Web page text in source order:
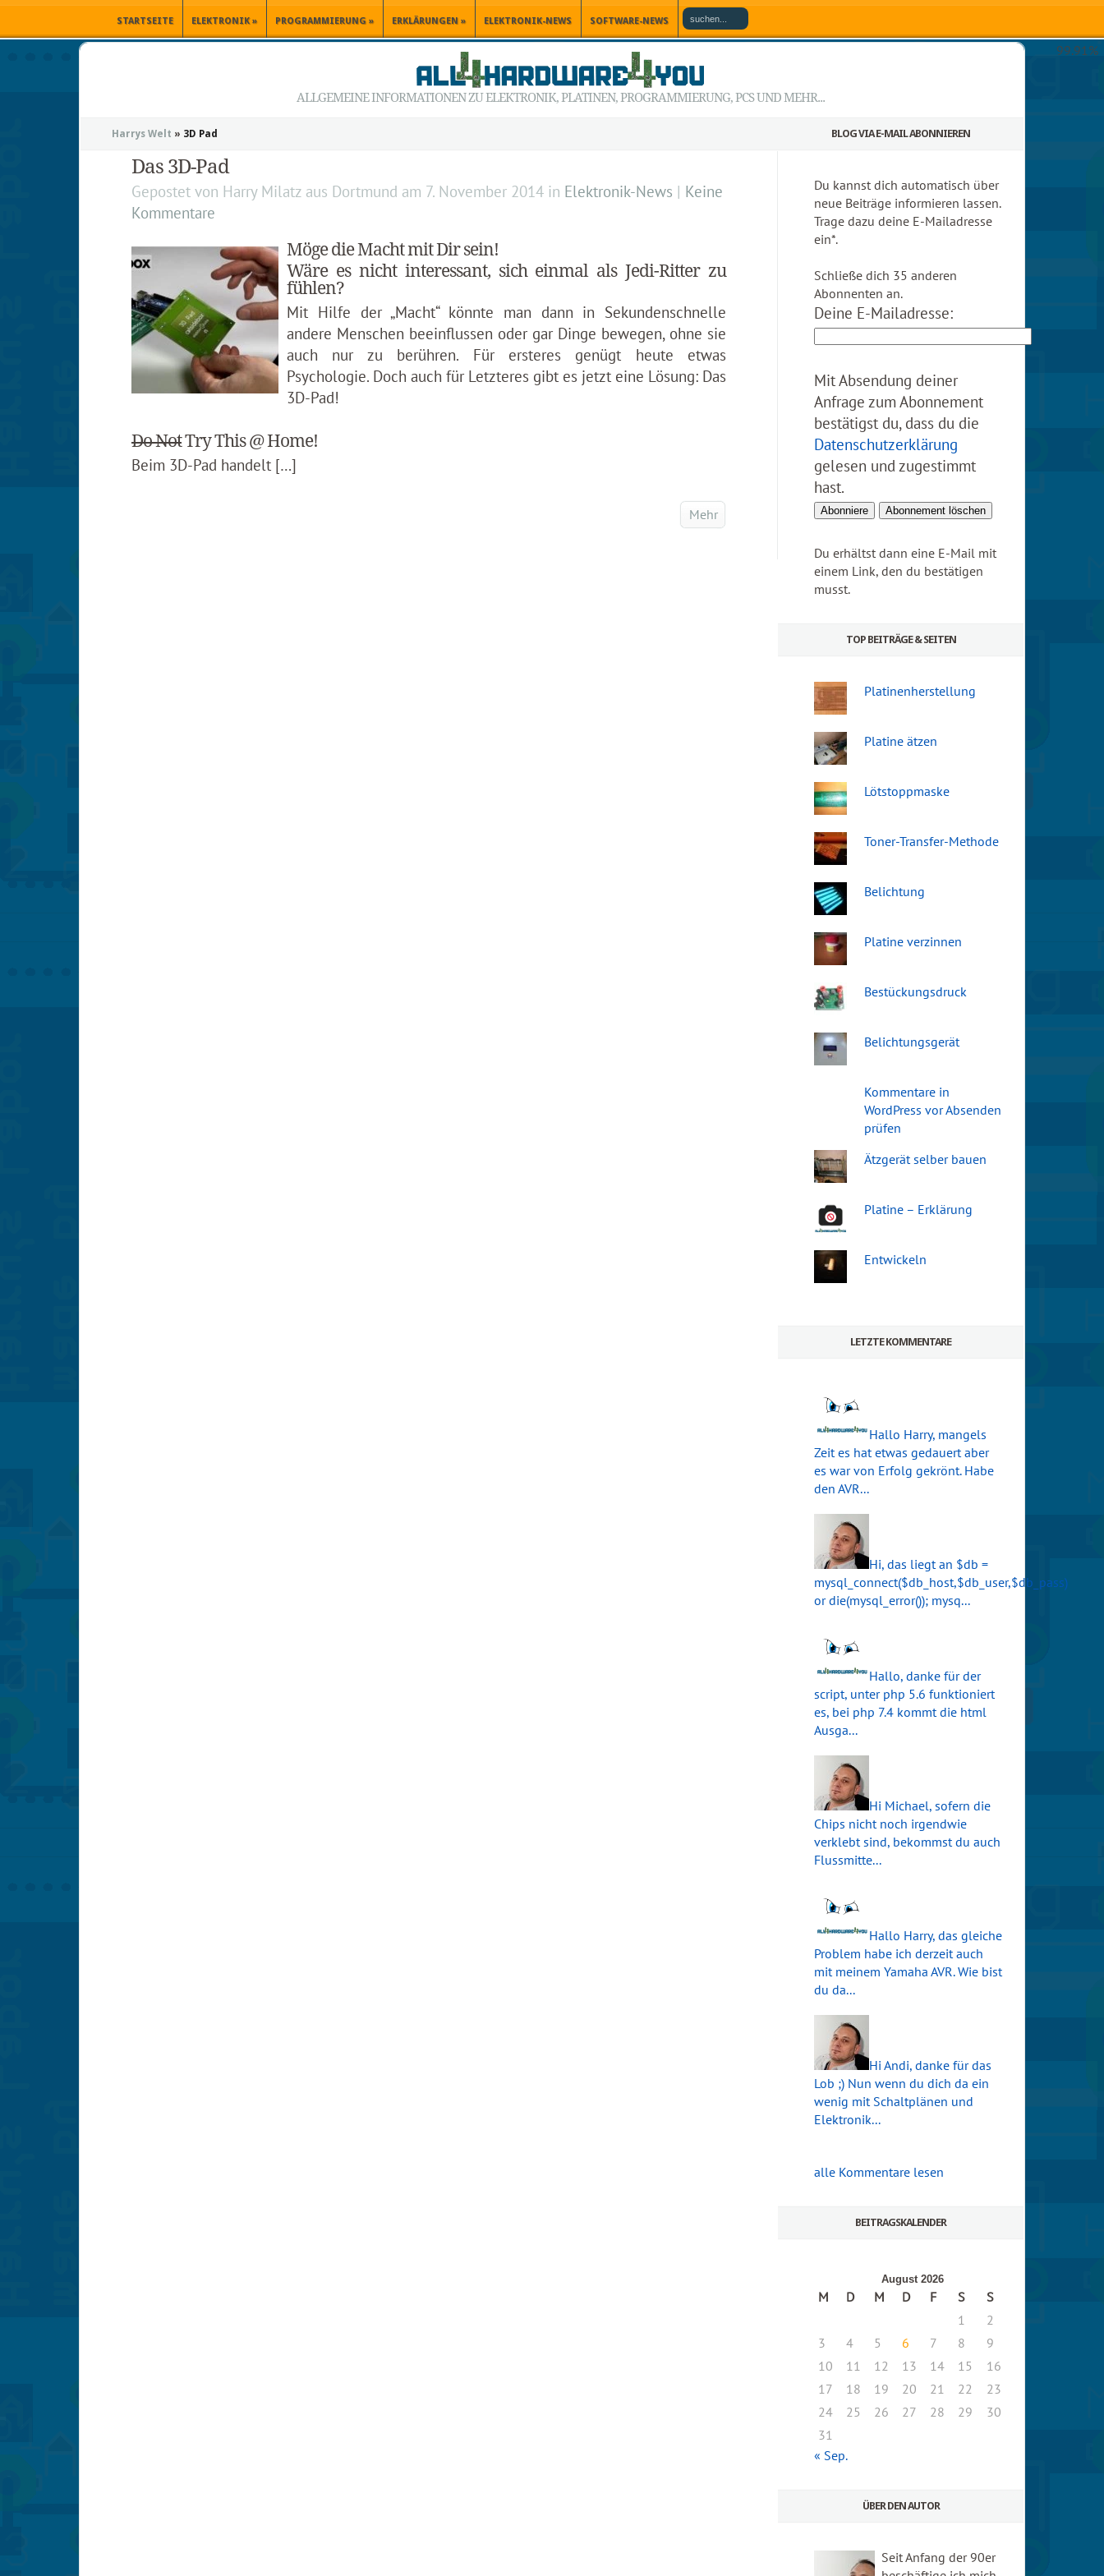
STARTSEITE ELEKTRONIK» PROGRAMMIERUNG » ERKLÄRUNGEN » ELEKTRONIK-NEWS SOFTWARE-NEWS
99.91%
ALLGEMEINE INFORMATIONEN ZU ELEKTRONIK, PLATINEN, PROGRAMMIERUNG, PCS UND MEHR...
Harrys Welt » 3D Pad
Das 3D-Pad
Gepostet von Harry Milatz aus Dortmund am 7. November 2014 in Elektronik-News | Keine
Kommentare
Möge die Macht mit Dir sein!
Wäre es nicht interessant, sich einmal als Jedi-Ritter zu
fühlen?
Mit Hilfe der „Macht“ könnte man dann in Sekundenschnelle
andere Menschen beeinflussen oder gar Dinge bewegen, ohne sie
auch nur zu berühren. Für ersteres genügt heute etwas
Psychologie. Doch auch für Letzteres gibt es jetzt eine Lösung: Das
3D-Pad!
Do NotTry This @ Home!
Beim 3D-Pad handelt […]
Mehr
BLOG VIA E-MAIL ABONNIEREN
Du kannst dich automatisch über
neue Beiträge informieren lassen.
Trage dazu deine E-Mailadresse
ein*.
Schließe dich 35 anderen
Abonnenten an.
Deine E-Mailadresse:
Mit Absendung deiner
Anfrage zum Abonnement
bestätigst du, dass du die
Datenschutzerklärung
gelesen und zugestimmt
hast.
Du erhältst dann eine E-Mail mit
einem Link, den du bestätigen
musst.
TOP BEITRÄGE & SEITEN
Platinenherstellung
Platine ätzen
Lötstoppmaske
Toner-Transfer-Methode
Belichtung
Platine verzinnen
Bestückungsdruck
Belichtungsgerät
Kommentare in
WordPress vor Absenden
prüfen
Ätzgerät selber bauen
Platine – Erklärung
Entwickeln
LETZTE KOMMENTARE
Hallo Harry, mangels
Zeit es hat etwas gedauert aber
es war von Erfolg gekrönt. Habe
den AVR...
Hi, das liegt an $db =
mysql_connect($db_host,$db_user,$db_pass)
or die(mysql_error()); mysq...
Hallo, danke für der
script, unter php 5.6 funktioniert
es, bei php 7.4 kommt die html
Ausga...
Hi Michael, sofern die
Chips nicht noch irgendwie
verklebt sind, bekommst du auch
Flussmitte...
Hallo Harry, das gleiche
Problem habe ich derzeit auch
mit meinem Yamaha AVR. Wie bist
du da...
Hi Andi, danke für das
Lob ;) Nun wenn du dich da ein
wenig mit Schaltplänen und
Elektronik...
alle Kommentare lesen
BEITRAGSKALENDER
August 2026
M D M D F S
S
1
2
3
4 5 6 7 8
9
10
11 12 13 14 15
16
17
18 19 20 21 22
23
24
25 26 27 28 29
30
31
« Sep.
ÜBER DEN AUTOR
Seit Anfang der 90er